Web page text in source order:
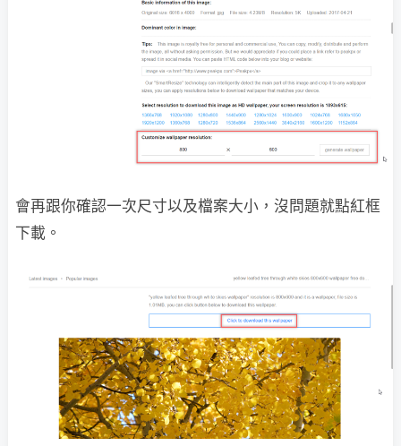
會再跟你確認一次尺寸以及檔案大小，沒問題就點紅框
下載。